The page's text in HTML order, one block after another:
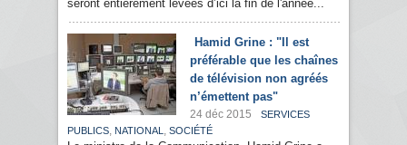
seront entièrement levées d’ici la fin de l'année...
Hamid Grine : "Il est
préférable que les chaînes
de télévision non agréés
n’émettent pas"
24 déc 2015
SERVICES
PUBLICS, NATIONAL , SOCIÉTÉ